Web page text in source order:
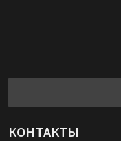
КОНТАКТЫ